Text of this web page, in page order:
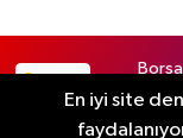
En iyi site